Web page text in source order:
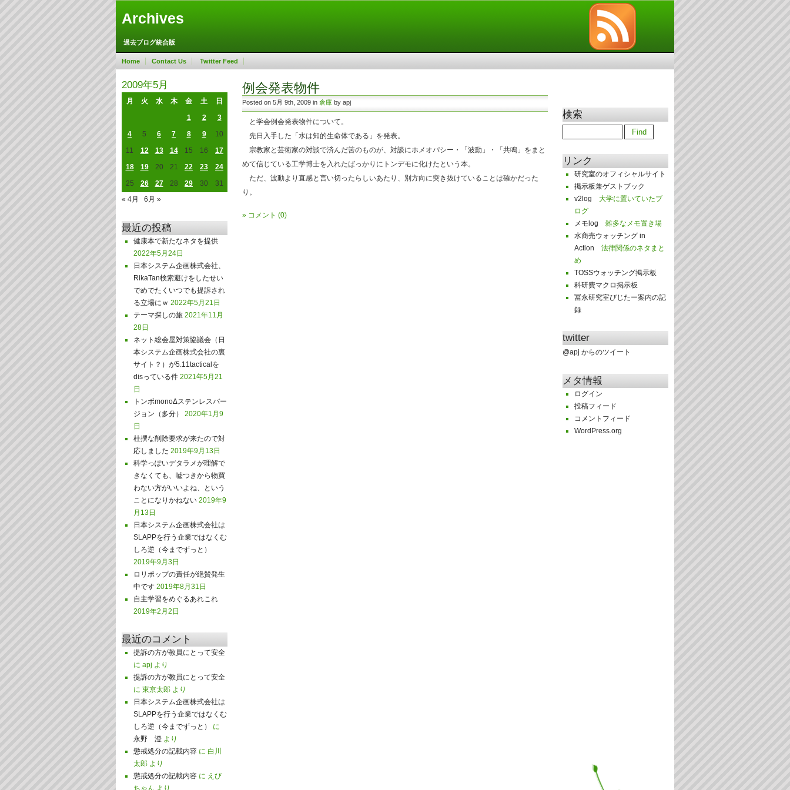
Archives
過去ブログ統合版
Home Contact Us Twitter Feed
2009年5月
月 火 水 木 金 土
日
1
2
3
4
5 6 7 8 9
10
11
12 13 14 15 16
17
18
19 20 21 22 23
24
25
26 27 28 29 30
31
« 4月
6月 »
最近の投稿
健康本で新たなネタを提供
2022年5月24日
日本システム企画株式会社、
RikaTan検索避けをしたせい
でめでたくいつでも提訴され
る立場にｗ 2022年5月21日
テーマ探しの旅 2021年11月
28日
ネット総会屋対策協議会（日
本システム企画株式会社の裏
サイト？）が5.11tacticalを
disっている件 2021年5月21
日
トンボmonoΔステンレスバー
ジョン（多分）
2020年1月9
日
杜撰な削除要求が来たので対
応しました 2019年9月13日
科学っぽいデタラメが理解で
きなくても、嘘つきから物買
わない方がいいよね、という
ことになりかねない 2019年9
月13日
日本システム企画株式会社は
SLAPPを行う企業ではなくむ
しろ逆（今までずっと）
2019年9月3日
ロリポップの責任が絶賛発生
中です 2019年8月31日
自主学習をめぐるあれこれ
2019年2月2日
最近のコメント
提訴の方が教員にとって安全
に apj より
提訴の方が教員にとって安全
に 東京太郎 より
日本システム企画株式会社は
SLAPPを行う企業ではなくむ
しろ逆（今までずっと）
に
永野 澄 より
懲戒処分の記載内容 に 白川
太郎 より
懲戒処分の記載内容 に えび
ちゃん より
検索
リンク
研究室のオフィシャルサイト
掲示板兼ゲストブック
v2log 大学に置いていたブ
ログ
メモlog 雑多なメモ置き場
水商売ウォッチング in
Action 法律関係のネタまと
め
TOSSウォッチング掲示板
科研費マクロ掲示板
冨永研究室びじたー案内の記
録
twitter
@apj からのツイート
メタ情報
ログイン
投稿フィード
コメントフィード
WordPress.org
例会発表物件
Posted on 5月 9th, 2009 in 倉庫 by apj
と学会例会発表物件について。
先日入手した「水は知的生命体である」を発表。
宗教家と芸術家の対談で済んだ筈のものが、対談にホメオパシー・「波動」・「共鳴」をまと
めて信じている工学博士を入れたばっかりにトンデモに化けたという本。
ただ、波動より直感と言い切ったらしいあたり、別方向に突き抜けていることは確かだった
り。
» コメント (0)